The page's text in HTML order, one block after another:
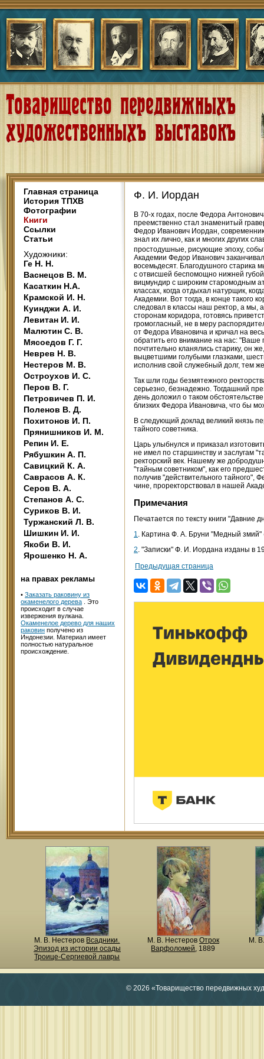
Главная страница
История ТПХВ
Фотографии
Книги
Ссылки
Статьи
Художники:
Ге Н. Н.
Васнецов В. М.
Касаткин Н.А.
Крамской И. Н.
Куинджи А. И.
Левитан И. И.
Малютин С. В.
Мясоедов Г. Г.
Неврев Н. В.
Нестеров М. В.
Остроухов И. С.
Перов В. Г.
Петровичев П. И.
Поленов В. Д.
Похитонов И. П.
Прянишников И. М.
Репин И. Е.
Рябушкин А. П.
Савицкий К. А.
Саврасов А. К.
Серов В. А.
Степанов А. С.
Суриков В. И.
Туржанский Л. В.
Шишкин И. И.
Якоби В. И.
Ярошенко Н. А.
на правах рекламы
• Заказать раковину из
окаменелого дерева . Это
происходит в случае
извержения вулкана.
Окаменелое дерево для наших
раковин получено из
Индонезии. Материал имеет
полностью натуральное
происхождение.
Ф. И. Иордан
В 70-х годах, после Федора
преемственно стал знаменитый
Федор Иванович Иордан,
знал их лично, как и многих других
простодушные, рисующие эпоху,
Академии Федор Иванович
восемьдесят. Благодушного старика
с отвисшей беспомощно нижней
вицмундир с широким старомодным
классах, когда отдыхал натурщик,
Академии. Вот тогда, в конце такого
следовал в классы наш ректор, а мы,
сторонам коридора, готовясь
громогласный, не в меру
от Федора Ивановича и кричал на
обратить его внимание на нас: "Ваше
почтительно кланялись старику, он
выцветшими голубыми глазками,
исполнив свой служебный долг, тем
Так шли годы безмятежного
серьезно, безнадежно. Тогдашний
день доложил о таком
близких Федора Ивановича, что бы
В следующий доклад великий князь
тайного советника.
Царь улыбнулся и приказал
не имел по старшинству и заслугам
ректорский век. Нашему же
"тайным советником", как его
получив "действительного тайного",
чине, проректорствовал в нашей
Примечания
Печатается по тексту книги "Давние
1. Картина Ф. А. Бруни "Медный змий"
2. "Записки" Ф. И. Иордана изданы в
Предыдущая страница
М. В. Нестеров Всадники.
Эпизод из истории осады
Троице-Сергиевой лавры
М. В. Нестеров Отрок
Варфоломей, 1889
М.
© 2026 «Товарищество передвижных